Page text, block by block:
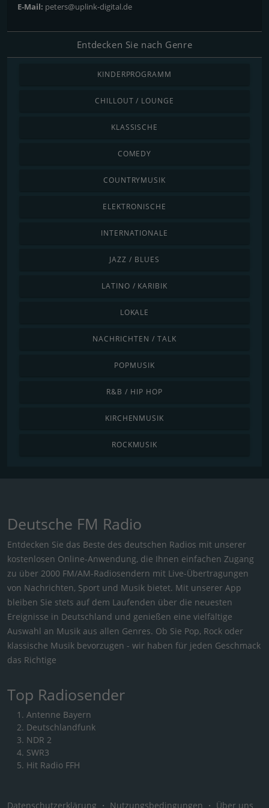
E-Mail: peters@uplink-digital.de
Entdecken Sie nach Genre
KINDERPROGRAMM
CHILLOUT / LOUNGE
KLASSISCHE
COMEDY
COUNTRYMUSIK
ELEKTRONISCHE
INTERNATIONALE
JAZZ / BLUES
LATINO / KARIBIK
LOKALE
NACHRICHTEN / TALK
POPMUSIK
R&B / HIP HOP
KIRCHENMUSIK
ROCKMUSIK
Deutsche FM Radio
Entdecken Sie das Beste des deutschen Radios mit unserer
kostenlosen Online-Anwendung, die Ihnen einfachen Zugang
zu über 2000 FM/AM-Radiosendern mit Live-Übertragungen
von Nachrichten, Sport und Musik bietet. Mit unserer App
bleiben Sie stets auf dem Laufenden über die neuesten
Ereignisse in Deutschland und genießen eine vielfältige
Auswahl an Musik aus allen Genres. Ob Sie Pop, Rock oder
klassische Musik bevorzugen - wir haben für jeden Geschmack
das Richtige
Top Radiosender
Antenne Bayern
Deutschlandfunk
NDR 2
SWR3
Hit Radio FFH
Datenschutzerklärung ・ Nutzungsbedingungen ・ Über uns